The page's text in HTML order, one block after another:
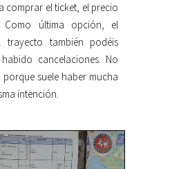
comprar el ticket, el precio
Como última opción, el
trayecto también podéis
cancelaciones. No
porque suele haber mucha
intención.